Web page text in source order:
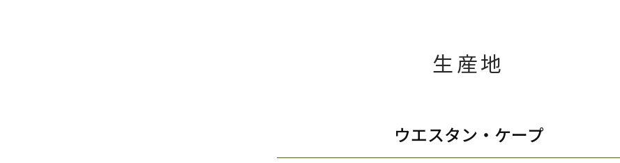
生産地
ウエスタン・ケープ